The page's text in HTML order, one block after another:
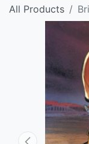
All Products